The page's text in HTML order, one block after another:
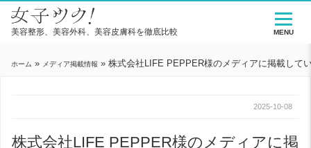
美容整形、美容外科、美容皮膚科を徹底比較
ホーム » メディア掲載情報 » 株式会社LIFE PEPPER様のメディアに掲載して
2025-10-08
株式会社LIFE PEPPER様のメディアに掲
MENU